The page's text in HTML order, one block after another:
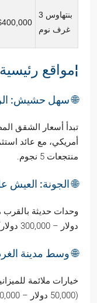
بنتهاوس 3
غرف نوم
$800,000
¦مواقع
🌐 سهل حشيش:
منتجعات 5 نجوم.
🌐 الجونة: العيش
دولار – 300,000 دولار).
🌐 وسط مدينة
خيارات ملائمة
(50,000 دولار – 150,000 دولار).